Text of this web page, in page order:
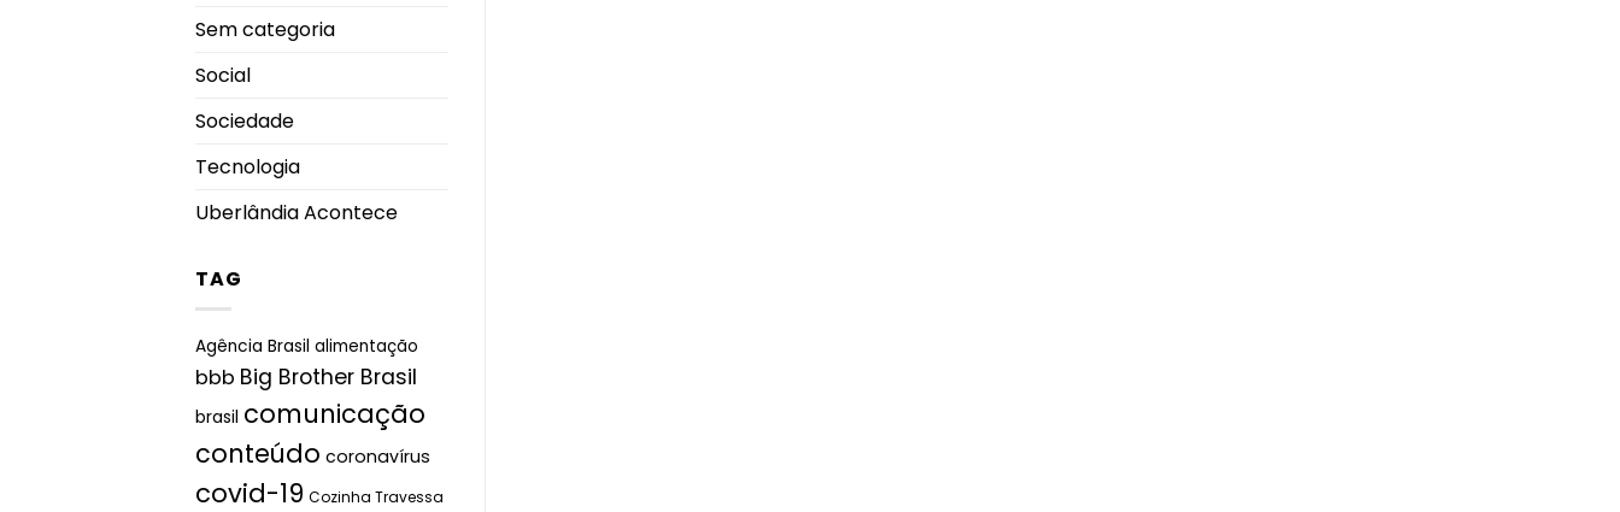
Sem categoria
Social
Sociedade
Tecnologia
Uberlândia Acontece
TAG
Agência Brasil alimentação
bbb Big Brother Brasil
brasil comunicação
conteúdo coronavírus
covid-19 Cozinha Travessa